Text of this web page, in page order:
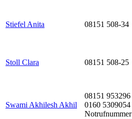
Stiefel Anita 08151 508-34
Stoll Clara 08151 508-25
Swami Akhilesh Akhil
08151 953296
0160 5309054
Notrufnummer